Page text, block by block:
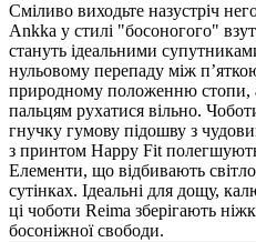
Сміливо виходьте назустріч
Ankka у стилі "босоногого"
стануть ідеальними
нульовому перепаду між
природному положенню стопи,
пальцям рухатися вільно.
гнучку гумову підошву з
з принтом Happy Fit
Елементи, що відбивають
сутінках. Ідеальні для дощу,
ці чоботи Reima зберігають
босоніжної свободи.